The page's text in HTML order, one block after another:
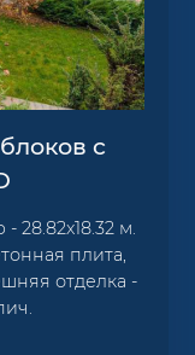
c
28.82х18.32 м.
плита,
отделка -